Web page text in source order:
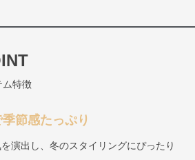
ム特徴
節感たっぷり
演出し、冬のスタイリングにぴったり